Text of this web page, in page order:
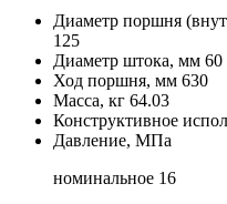
Диаметр поршня
125
Диаметр штока, мм 60
Ход поршня, мм 630
Масса, кг 64.03
Конструктивное
Давление, МПа
номинальное 16